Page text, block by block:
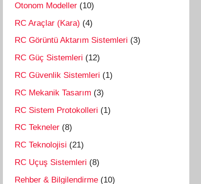
Otonom Modeller (10)
RC Araçlar (Kara) (4)
RC Görüntü Aktarım Sistemleri (3)
RC Güç Sistemleri (12)
RC Güvenlik Sistemleri (1)
RC Mekanik Tasarım (3)
RC Sistem Protokolleri (1)
RC Tekneler (8)
RC Teknolojisi (21)
RC Uçuş Sistemleri (8)
Rehber & Bilgilendirme (10)